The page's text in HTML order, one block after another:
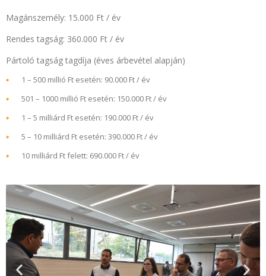
Magánszemély: 15.000 Ft / év
Rendes tagság: 360.000 Ft / év
Pártoló tagság tagdíja (éves árbevétel alapján)
1 – 500 millió Ft esetén: 90.000 Ft / év
501 – 1000 millió Ft esetén: 150.000 Ft / év
1 – 5 milliárd Ft esetén: 190.000 Ft / év
5 – 10 milliárd Ft esetén: 390.000 Ft / év
10 milliárd Ft felett: 690.000 Ft / év